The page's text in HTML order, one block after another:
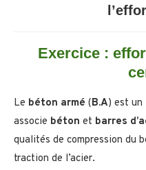
Exercice :
Le béton armé (B.A) est un
associe béton et barres
qualités de compression du
traction de l’acier.